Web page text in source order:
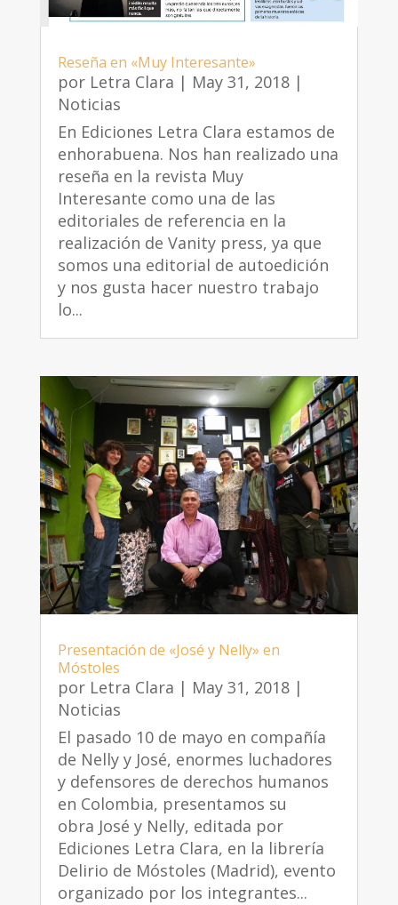
Reseña en «Muy Interesante»
por Letra Clara | May 31, 2018|
Noticias
En Ediciones Letra Clara estamos de
enhorabuena. Nos han realizado una
reseña en la revista Muy
Interesante como una de las
editoriales de referencia en la
realización de Vanity press, ya que
somos una editorial de autoedición
y nos gusta hacer nuestro trabajo
lo...
Presentación de «José y Nelly» en
Móstoles
por Letra Clara | May 31, 2018|
Noticias
El pasado 10 de mayo en compañía
de Nelly y José, enormes luchadores
y defensores de derechos humanos
en Colombia, presentamos su
obra José y Nelly, editada por
Ediciones Letra Clara, en la librería
Delirio de Móstoles (Madrid), evento
organizado por los integrantes...